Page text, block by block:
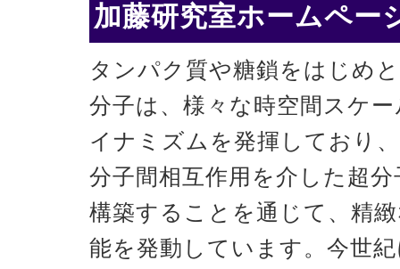
加藤研究室ホームペー
タンパク質や糖鎖をはじめ
分子は、様々な時空間スケ
イナミズムを発揮しており
分子間相互作用を介した超
構築することを通じて、精
能を発動しています。今世